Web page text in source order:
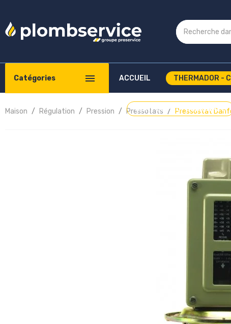
Catégories ACCUEIL THERMADOR -
COMPTE PROFESSIONNEL
Maison Régulation Pression Pressotats Pressostat